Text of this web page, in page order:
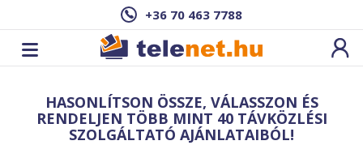
+36 70 463 7788
Ez a csomag sajnos nem elérhető az Ön
címén.Megnézem másik címen!
HASONLÍTSON ÖSSZE, VÁLASSZON ÉS
RENDELJEN TÖBB MINT 40 TÁVKÖZLÉSI
SZOLGÁLTATÓ AJÁNLATAIBÓL!